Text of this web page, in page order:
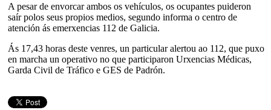
A pesar de envorcar ambos os vehículos, os ocupantes puideron
saír polos seus propios medios, segundo informa o centro de
atención ás emerxencias 112 de Galicia.
Ás 17,43 horas deste venres, un particular alertou ao 112, que puxo
en marcha un operativo no que participaron Urxencias Médicas,
Garda Civil de Tráfico e GES de Padrón.